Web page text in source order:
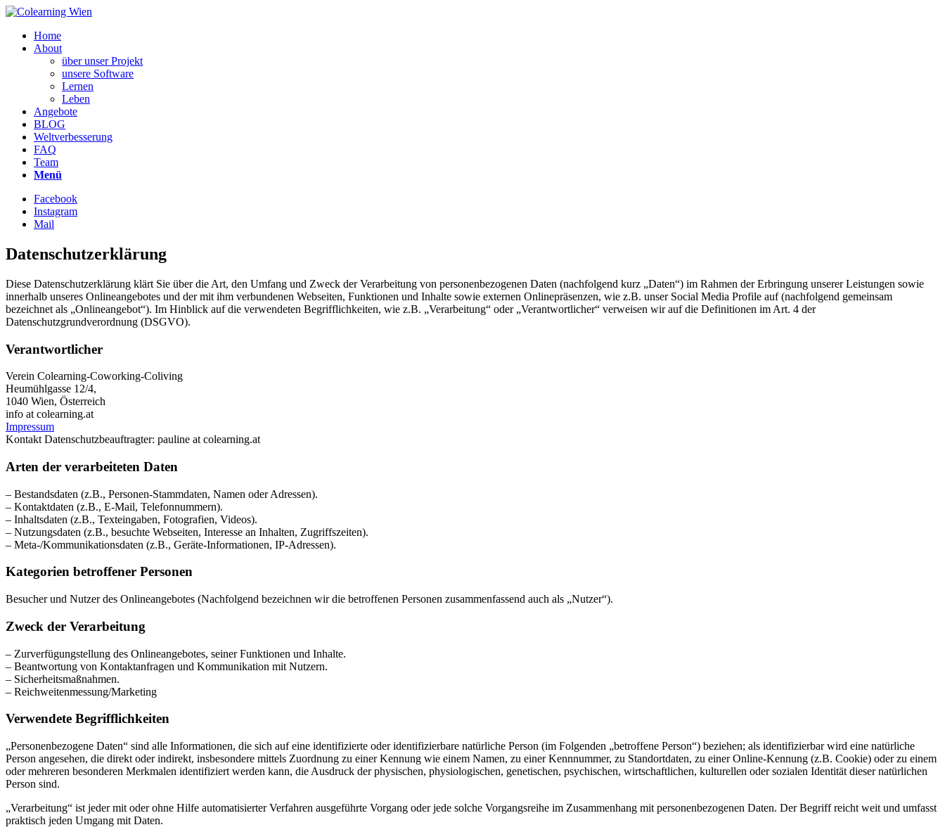
Home
About
über unser Projekt
unsere Software
Lernen
Leben
Angebote
BLOG
Weltverbesserung
FAQ
Team
Menü
Facebook
Instagram
Mail
Datenschutzerklärung
Diese Datenschutzerklärung klärt Sie über die Art, den Umfang und Zweck der Verarbeitung von personenbezogenen Daten (nachfolgend kurz „Daten“) im Rahmen der Erbringung unserer Leistungen sowie
innerhalb unseres Onlineangebotes und der mit ihm verbundenen Webseiten, Funktionen und Inhalte sowie externen Onlinepräsenzen, wie z.B. unser Social Media Profile auf (nachfolgend gemeinsam
bezeichnet als „Onlineangebot“). Im Hinblick auf die verwendeten Begrifflichkeiten, wie z.B. „Verarbeitung“ oder „Verantwortlicher“ verweisen wir auf die Definitionen im Art. 4 der
Datenschutzgrundverordnung (DSGVO).
Verantwortlicher
Verein Colearning-Coworking-Coliving
Heumühlgasse 12/4,
1040 Wien, Österreich
info at colearning.at
Impressum
Kontakt Datenschutzbeauftragter: pauline at colearning.at
Arten der verarbeiteten Daten
– Bestandsdaten (z.B., Personen-Stammdaten, Namen oder Adressen).
– Kontaktdaten (z.B., E-Mail, Telefonnummern).
– Inhaltsdaten (z.B., Texteingaben, Fotografien, Videos).
– Nutzungsdaten (z.B., besuchte Webseiten, Interesse an Inhalten, Zugriffszeiten).
– Meta-/Kommunikationsdaten (z.B., Geräte-Informationen, IP-Adressen).
Kategorien betroffener Personen
Besucher und Nutzer des Onlineangebotes (Nachfolgend bezeichnen wir die betroffenen Personen zusammenfassend auch als „Nutzer“).
Zweck der Verarbeitung
– Zurverfügungstellung des Onlineangebotes, seiner Funktionen und Inhalte.
– Beantwortung von Kontaktanfragen und Kommunikation mit Nutzern.
– Sicherheitsmaßnahmen.
– Reichweitenmessung/Marketing
Verwendete Begrifflichkeiten
„Personenbezogene Daten“ sind alle Informationen, die sich auf eine identifizierte oder identifizierbare natürliche Person (im Folgenden „betroffene Person“) beziehen; als identifizierbar wird eine natürliche
Person angesehen, die direkt oder indirekt, insbesondere mittels Zuordnung zu einer Kennung wie einem Namen, zu einer Kennnummer, zu Standortdaten, zu einer Online-Kennung (z.B. Cookie) oder zu einem
oder mehreren besonderen Merkmalen identifiziert werden kann, die Ausdruck der physischen, physiologischen, genetischen, psychischen, wirtschaftlichen, kulturellen oder sozialen Identität dieser natürlichen
Person sind.
„Verarbeitung“ ist jeder mit oder ohne Hilfe automatisierter Verfahren ausgeführte Vorgang oder jede solche Vorgangsreihe im Zusammenhang mit personenbezogenen Daten. Der Begriff reicht weit und umfasst
praktisch jeden Umgang mit Daten.